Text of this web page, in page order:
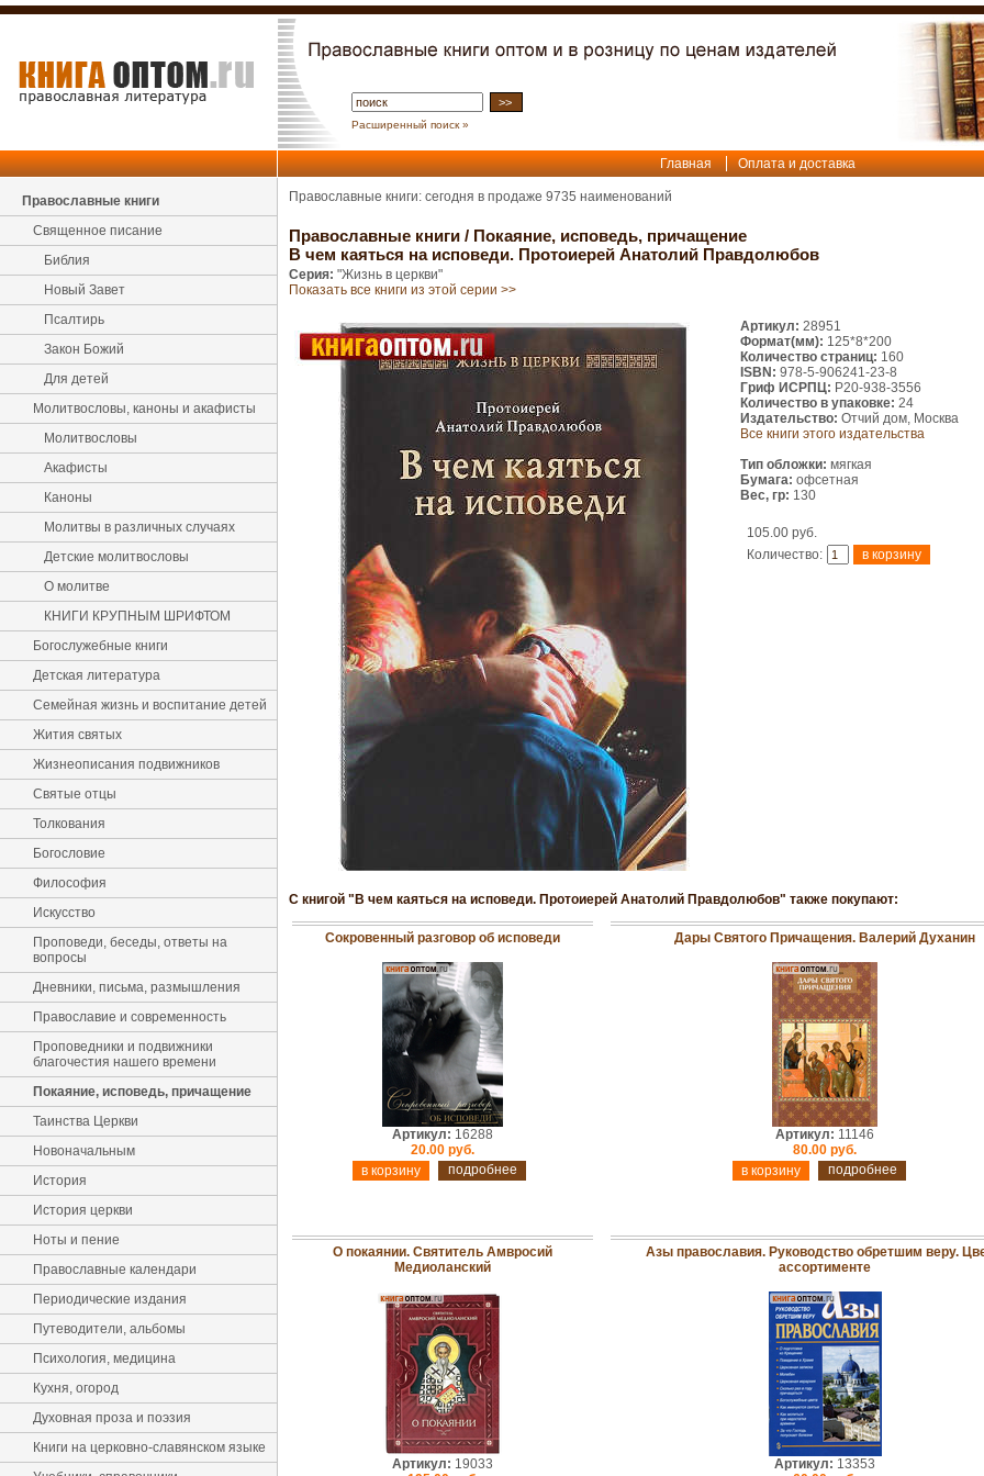
Расширенный поиск »
Главная Оплата и доставка
Православные книги
Священное писание
Библия
Новый Завет
Псалтирь
Закон Божий
Для детей
Молитвословы, каноны и акафисты
Молитвословы
Акафисты
Каноны
Молитвы в различных случаях
Детские молитвословы
О молитве
КНИГИ КРУПНЫМ ШРИФТОМ
Богослужебные книги
Детская литература
Семейная жизнь и воспитание детей
Жития святых
Жизнеописания подвижников
Святые отцы
Толкования
Богословие
Философия
Искусство
Проповеди, беседы, ответы на
вопросы
Дневники, письма, размышления
Православие и современность
Проповедники и подвижники
благочестия нашего времени
Покаяние, исповедь, причащение
Таинства Церкви
Новоначальным
История
История церкви
Ноты и пение
Православные календари
Периодические издания
Путеводители, альбомы
Психология, медицина
Кухня, огород
Духовная проза и поэзия
Книги на церковно-славянском языке
Православные книги: сегодня в продаже 9735 наименований
Православные книги / Покаяние, исповедь, причащение
В чем каяться на исповеди. Протоиерей Анатолий Правдолюбов
Серия: "Жизнь в церкви"
Показать все книги из этой серии >>
Артикул: 28951
Формат(мм): 125*8*200
Количество страниц: 160
ISBN: 978-5-906241-23-8
Гриф ИСРПЦ: Р20-938-3556
Количество в упаковке: 24
Издательство: Отчий дом, Москва
Все книги этого издательства
Тип обложки: мягкая
Бумага: офсетная
Вес, гр: 130
105.00 руб.
Количество:
С книгой "В чем каяться на исповеди. Протоиерей Анатолий Правдолюбов" также покупают:
Сокровенный разговор об исповеди
Артикул: 16288
20.00 руб.
подробнее
Дары Святого Причащения. Валерий Духанин
Артикул: 11146
80.00 руб.
подробнее
О покаянии. Святитель Амвросий
Медиоланский
Артикул: 19033
Азы православия. Руководство обретшим веру.
ассортименте
Артикул: 13353